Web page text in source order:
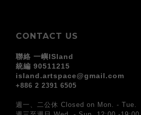
CONTACT US
聯絡 一嶼ISland
統編 90511215
island.artspace@gmail.com
+886 2 2391 6505
週一、二公休 Closed on Mon. - Tue.